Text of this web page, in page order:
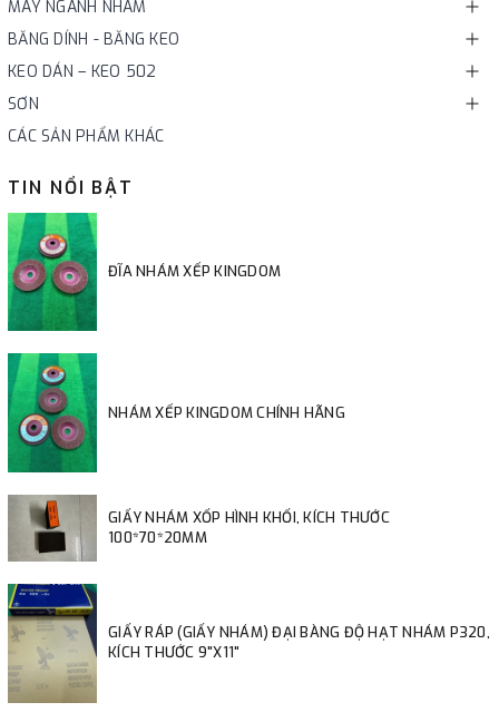
MÁY NGÀNH NHÁM
BĂNG DÍNH - BĂNG KEO
KEO DÁN – KEO 502
SƠN
CÁC SẢN PHẨM KHÁC
TIN NỔI BẬT
ĐĨA NHÁM XẾP KINGDOM
NHÁM XẾP KINGDOM CHÍNH HÃNG
GIẤY NHÁM XỐP HÌNH KHỐI, KÍCH THƯỚC
100*70*20MM
GIẤY RÁP (GIẤY NHÁM) ĐẠI BÀNG ĐỘ HẠT NHÁM P320,
KÍCH THƯỚC 9"X11"